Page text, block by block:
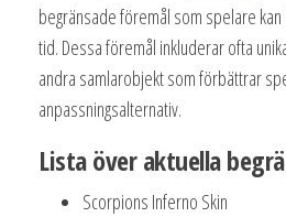
begränsade föremål som spelare
tid. Dessa föremål inkluderar ofta
andra samlarobjekt som förbättrar
anpassningsalternativ.
Lista över aktuella
Scorpions Inferno Skin